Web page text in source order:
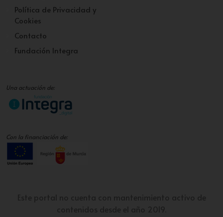
Política de Privacidad y
Cookies
Contacto
Fundación Integra
Una actuación de:
Con la financiación de: